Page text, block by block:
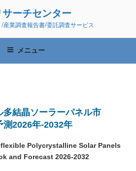
ーチセンター
業調査報告書/委託調査サービス
メニュー
多結晶ソーラーパネル市
測2026年-2032年
Polycrystalline Solar Panels
and Forecast 2026-2032